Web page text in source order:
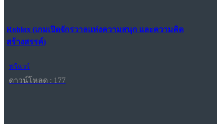
Roblox (เกมเปิดจักรวาลแห่งความสนุก และความคิด
สร้างสรรค์)
ฟรีแวร์
ดาวน์โหลด : 177